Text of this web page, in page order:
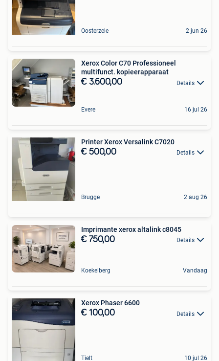
Oosterzele 2 jun 26
Xerox Color C70 Professioneel
multifunct. kopieerapparaat
€ 3.600,00 Details
Evere 16 jul 26
Printer Xerox Versalink C7020
€ 500,00 Details
Brugge 2 aug 26
Imprimante xerox altalink c8045
€ 750,00 Details
Koekelberg Vandaag
Xerox Phaser 6600
€ 100,00 Details
Tielt 10 jul 26